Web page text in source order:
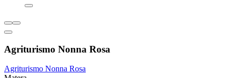
Agriturismo Nonna Rosa
Agriturismo Nonna Rosa